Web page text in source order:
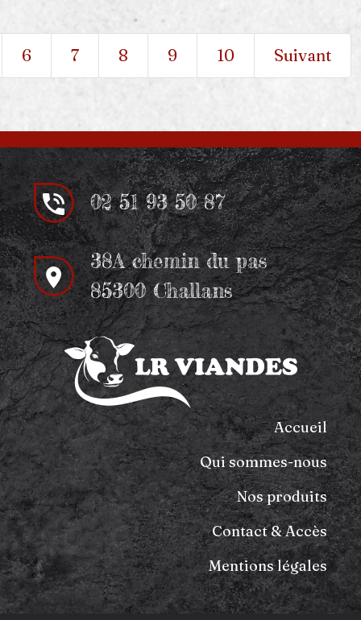
6 7 8 9 10 Suivant
02 51 93 50 87
38A chemin du pas
85300 Challans
Accueil
Qui sommes-nous
Nos produits
Contact & Accès
Mentions légales